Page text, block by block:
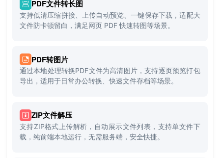
PDF文件转长图
支持低清压缩拼接、上传自动预览、一键保存下载，适配大
文件防卡顿留白，满足网页 PDF 快速转图等场景。
PDF转图片
通过本地处理转换PDF文件为高清图片，支持逐页预览打包
导出，适用于日常办公转换、快速文件存档等场景。
ZIP文件解压
支持ZIP格式上传解析，自动展示文件列表，支持单文件下
载，纯前端本地运行，无需服务端，安全快捷。